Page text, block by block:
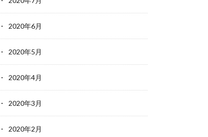
2020年6月
2020年5月
2020年4月
2020年3月
2020年2月